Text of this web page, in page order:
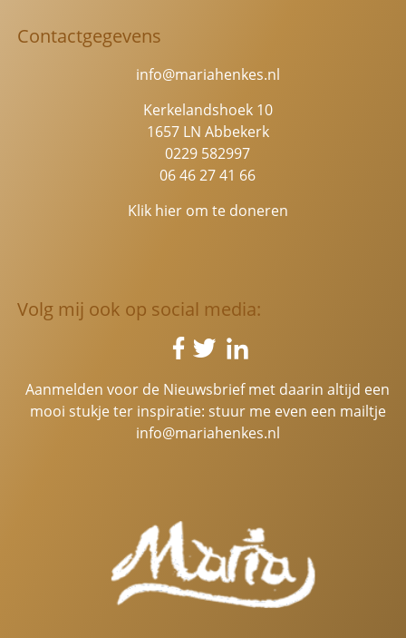
Contactgegevens
info@mariahenkes.nl
Kerkelandshoek 10
1657 LN Abbekerk
0229 582997
06 46 27 41 66
Klik hier om te doneren
Volg mij ook op social media:
Aanmelden voor de Nieuwsbrief met daarin altijd een
mooi stukje ter inspiratie: stuur me even een mailtje
info@mariahenkes.nl